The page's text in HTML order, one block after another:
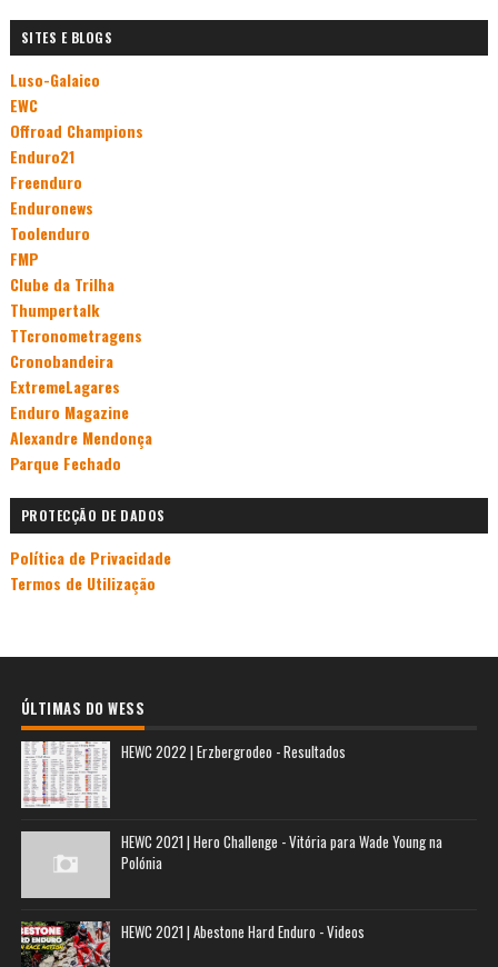
SITES E BLOGS
Luso-Galaico
EWC
Offroad Champions
Enduro21
Freenduro
Enduronews
Toolenduro
FMP
Clube da Trilha
Thumpertalk
TTcronometragens
Cronobandeira
ExtremeLagares
Enduro Magazine
Alexandre Mendonça
Parque Fechado
PROTECÇÃO DE DADOS
Política de Privacidade
Termos de Utilização
ÚLTIMAS DO WESS
HEWC 2022 | Erzbergrodeo - Resultados
HEWC 2021 | Hero Challenge - Vitória para Wade Young na
Polónia
HEWC 2021 | Abestone Hard Enduro - Videos